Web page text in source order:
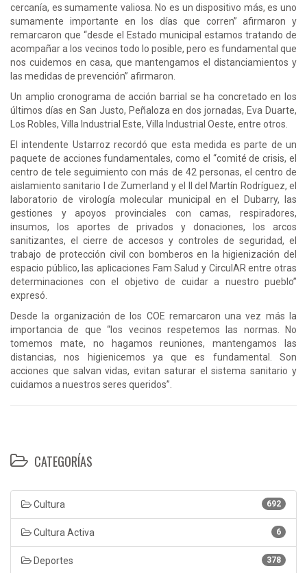
cercanía, es sumamente valiosa. No es un dispositivo más, es uno
sumamente importante en los días que corren” afirmaron y
remarcaron que “desde el Estado municipal estamos tratando de
acompañar a los vecinos todo lo posible, pero es fundamental que
nos cuidemos en casa, que mantengamos el distanciamientos y
las medidas de prevención” afirmaron.
Un amplio cronograma de acción barrial se ha concretado en los
últimos días en San Justo, Peñaloza en dos jornadas, Eva Duarte,
Los Robles, Villa Industrial Este, Villa Industrial Oeste, entre otros.
El intendente Ustarroz recordó que esta medida es parte de un
paquete de acciones fundamentales, como el “comité de crisis, el
centro de tele seguimiento con más de 42 personas, el centro de
aislamiento sanitario I de Zumerland y el II del Martín Rodríguez, el
laboratorio de virología molecular municipal en el Dubarry, las
gestiones y apoyos provinciales con camas, respiradores,
insumos, los aportes de privados y donaciones, los arcos
sanitizantes, el cierre de accesos y controles de seguridad, el
trabajo de protección civil con bomberos en la higienización del
espacio público, las aplicaciones Fam Salud y CirculAR entre otras
determinaciones con el objetivo de cuidar a nuestro pueblo”
expresó.
Desde la organización de los COE remarcaron una vez más la
importancia de que “los vecinos respetemos las normas. No
tomemos mate, no hagamos reuniones, mantengamos las
distancias, nos higienicemos ya que es fundamental. Son
acciones que salvan vidas, evitan saturar el sistema sanitario y
cuidamos a nuestros seres queridos”.
CATEGORÍAS
692
Cultura
6
Cultura Activa
378
Deportes